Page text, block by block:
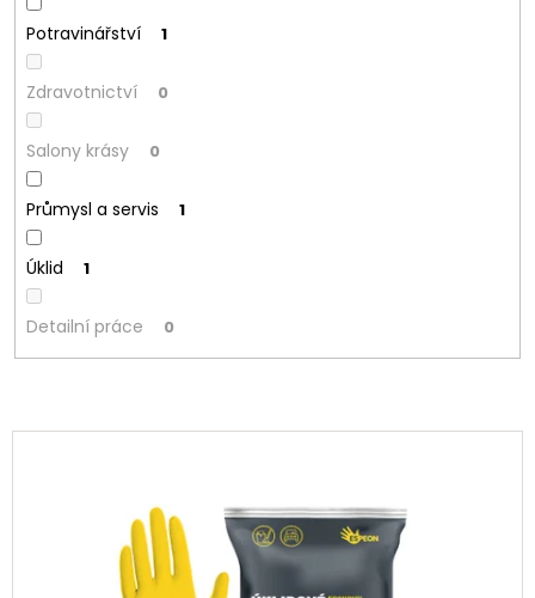
Potravinářství 1
Zdravotnictví 0
Salony krásy 0
Průmysl a servis 1
Úklid 1
Detailní práce 0
V